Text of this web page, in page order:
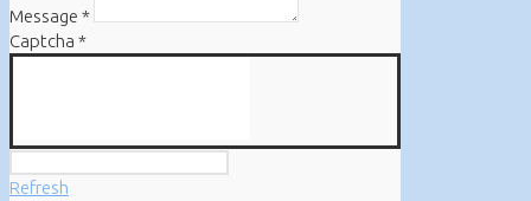
Message *
Captcha *
Refresh